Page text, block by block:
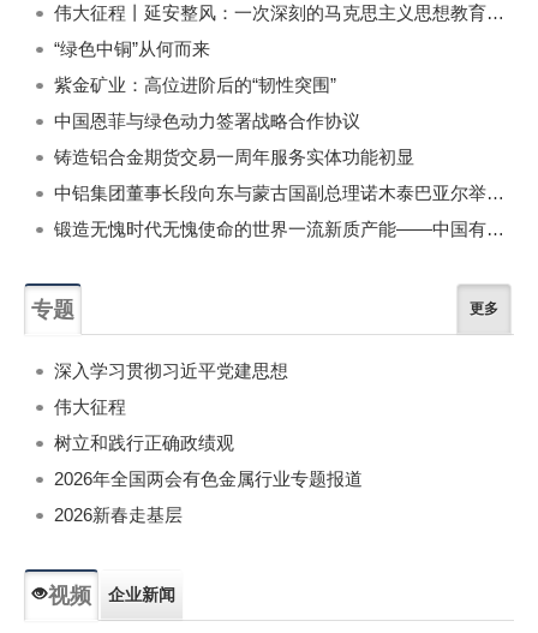
伟大征程丨延安整风：一次深刻的马克思主义思想教育运动
“绿色中铜”从何而来
紫金矿业：高位进阶后的“韧性突围”
中国恩菲与绿色动力签署战略合作协议
铸造铝合金期货交易一周年服务实体功能初显
中铝集团董事长段向东与蒙古国副总理诺木泰巴亚尔举行会谈
锻造无愧时代无愧使命的世界一流新质产能——中国有色金属工业的战略应对与破局之道（二）
专题 更多
深入学习贯彻习近平党建思想
伟大征程
树立和践行正确政绩观
2026年全国两会有色金属行业专题报道
2026新春走基层
视频 企业新闻